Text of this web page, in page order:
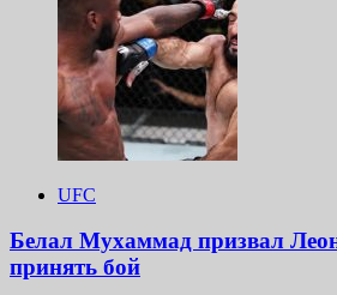
UFC
Белал Мухаммад призвал
принять бой